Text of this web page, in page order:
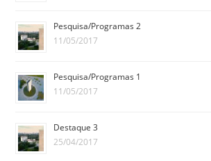
Pesquisa/Programas 2
11/05/2017
Pesquisa/Programas 1
11/05/2017
Destaque 3
25/04/2017